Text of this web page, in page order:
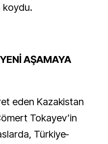
koydu.
AŞAMAYA
eden Kazakistan
Tokayev’in
Türkiye-